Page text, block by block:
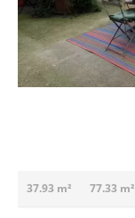
37.93 m² 77.33 m²